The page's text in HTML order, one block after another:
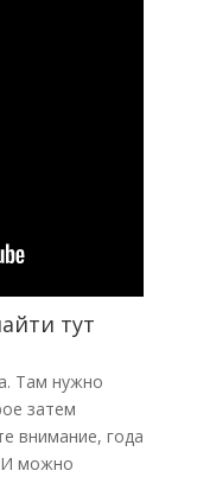
тут
Там нужно
затем
внимание, года
И можно